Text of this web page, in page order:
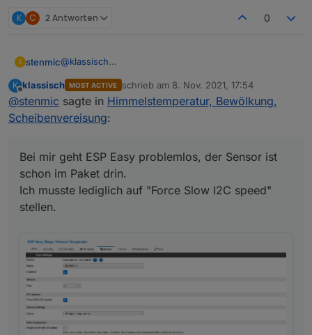
K C 2 Antworten 0
S stenmic@klassisch
Bei mir geht ESP Easy problemlos, der Sensor ist
schon im Paket drin.
Ich musste lediglich auf "Force Slow I2C speed"
Ich muss meinen Aufstellort noch optimieren. Aktuell
ist der Sensor genau gegen Himmel ausgerichtet,
doch leider verfälscht dann das Regenwasser
(welches auf dem Sensor verbleibt) die Temperatur.
Ich werde ihn jetzt doch leicht schräg anbringen,
damit es ablaufen kann.
K
Offline
klassisch MOST ACTIVE schrieb am 8. Nov. 2021, 17:54
zuletzt editiert von
@stenmic sagte in Himmelstemperatur, Bewölkung,
Scheibenvereisung:
Bei mir geht ESP Easy problemlos, der Sensor ist
schon im Paket drin.
Ich musste lediglich auf "Force Slow I2C speed"
stellen.